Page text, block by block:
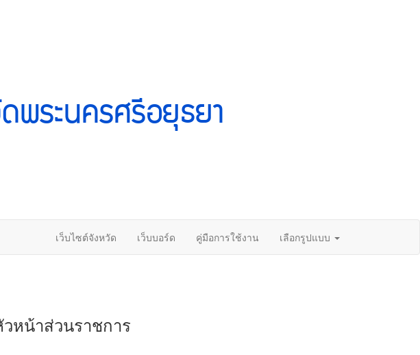
พระนครศรีอยุธยา
เว็บไซต์จังหวัด เว็บบอร์ด คู่มือการใช้งาน เลือกรูปแบบ
หน้าส่วนราชการ